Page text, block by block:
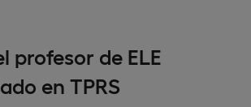
profesor de ELE
en TPRS